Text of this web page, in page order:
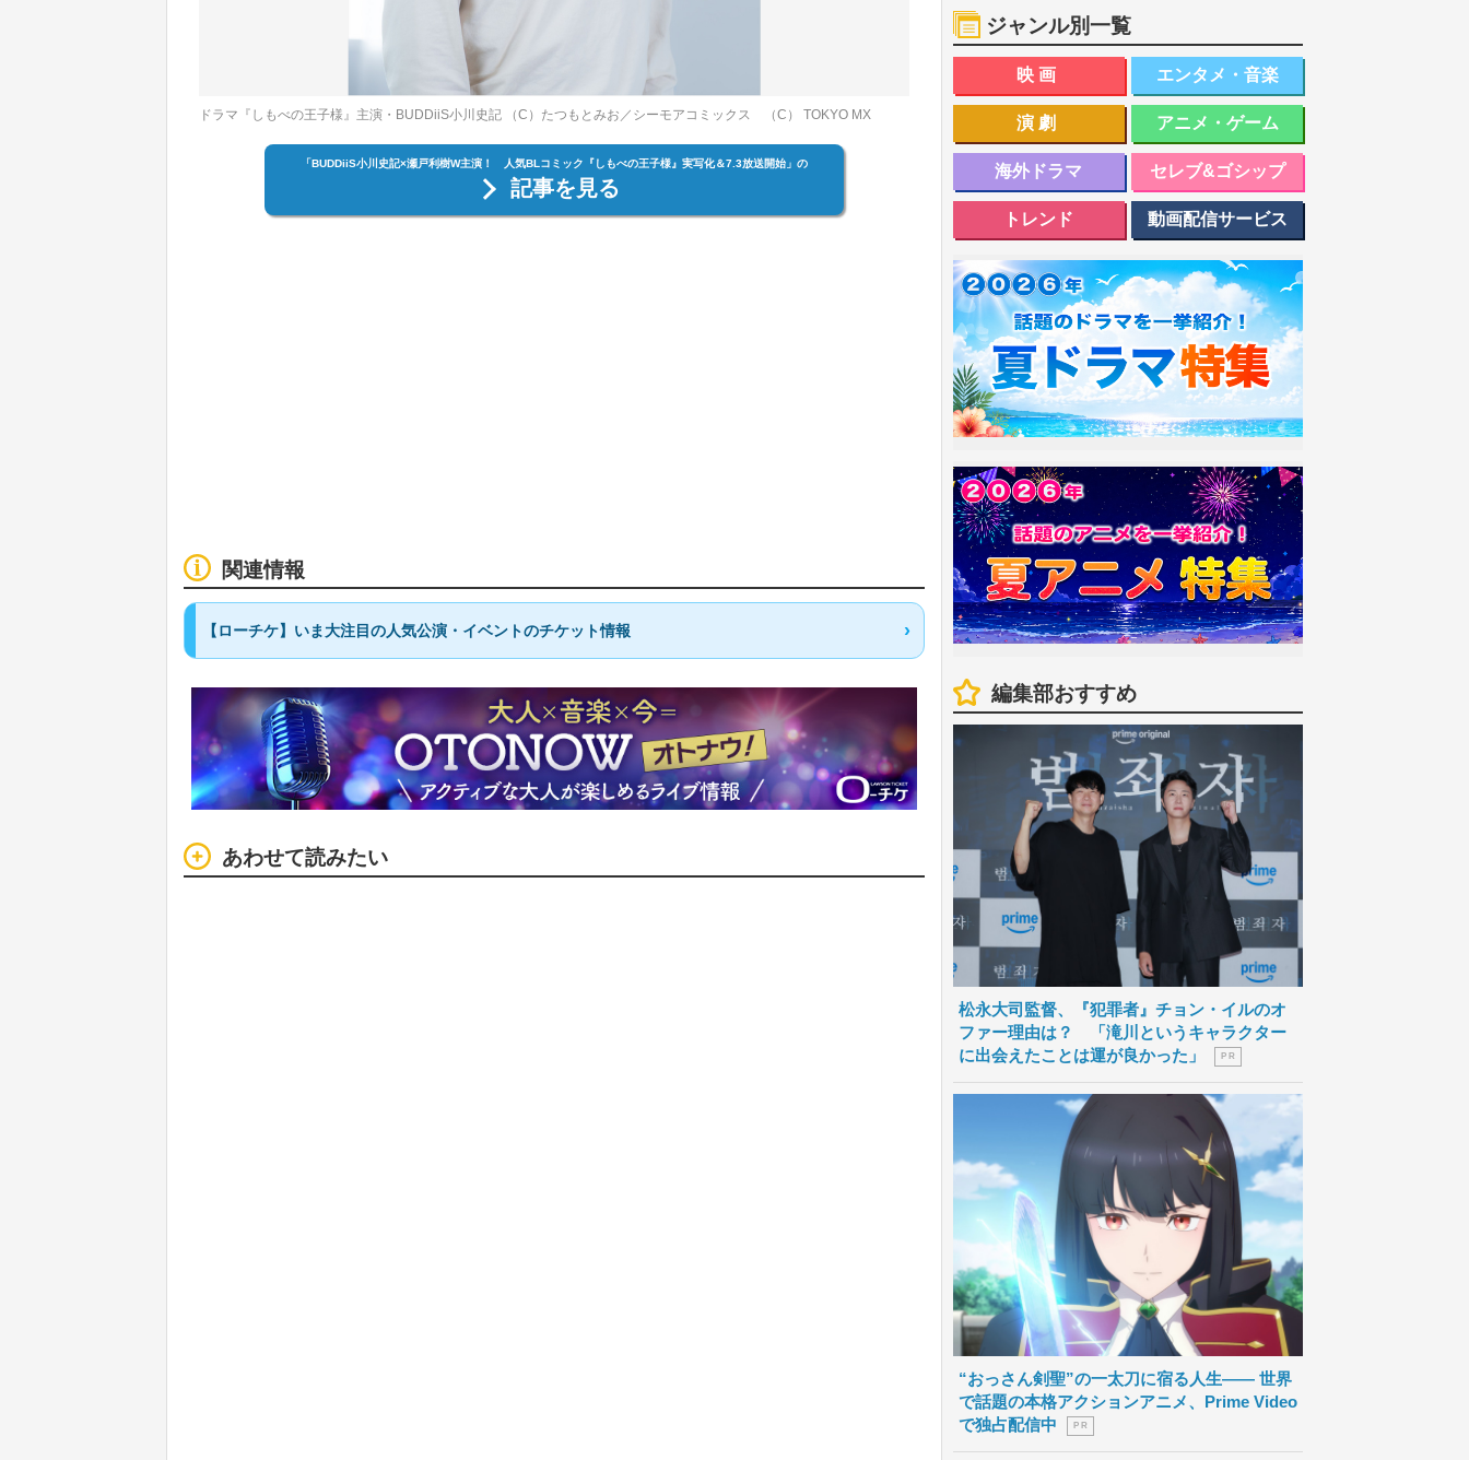
ドラマ『しもべの王子様』主演・BUDDiiS小川史記 （C）たつもとみお／シーモアコミックス （C） TOKYO MX
「BUDDiiS小川史記×瀬戸利樹W主演！ 人気BLコミック『しもべの王子様』実写化＆7.3放送開始」の
記事を見る
関連情報
【ローチケ】いま大注目の人気公演・イベントのチケット情報
あわせて読みたい
ジャンル別一覧
映画 エンタメ・音楽
演劇 アニメ・ゲーム
海外ドラマ セレブ&ゴシップ
トレンド 動画配信サービス
編集部おすすめ
松永大司監督、『犯罪者』チョン・イルのオ
ファー理由は？ 「滝川というキャラクター
に出会えたことは運が良かった」
P R
“おっさん剣聖”の一太刀に宿る人生―― 世界
で話題の本格アクションアニメ、Prime Video
で独占配信中
P R